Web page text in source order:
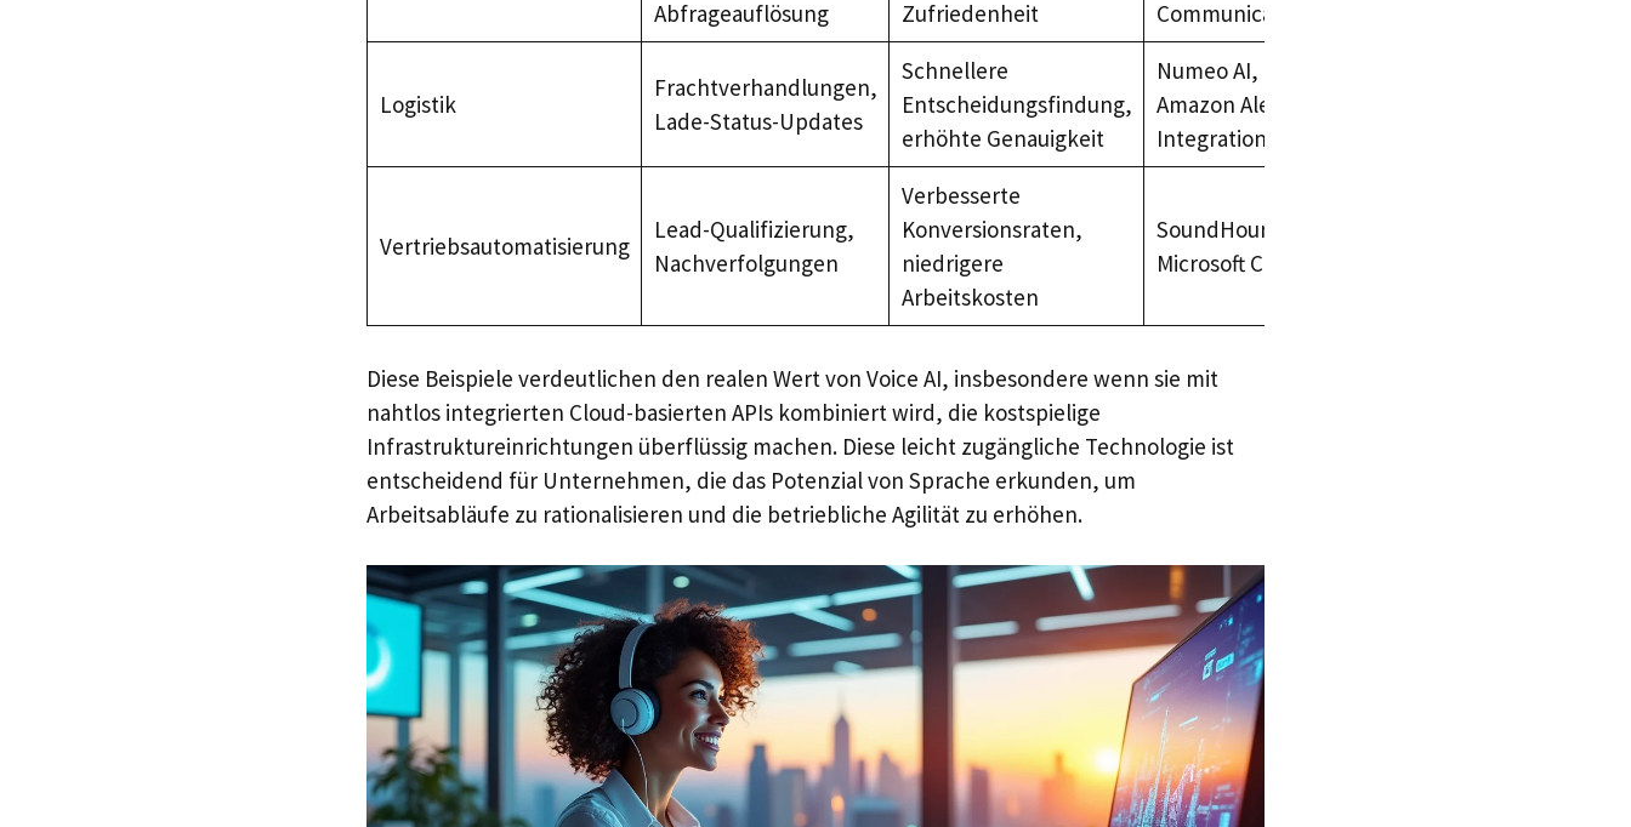
Abfrageauflösung
Zufriedenheit
Communications
Logistik
Frachtverhandlungen,
Lade-Status-Updates
Schnellere
Entscheidungsfindung,
erhöhte Genauigkeit
Numeo AI,
Amazon Alexa-
Integrationen
Vertriebsautomatisierung
Lead-Qualifizierung,
Nachverfolgungen
Verbesserte
Konversionsraten,
niedrigere
Arbeitskosten
SoundHound,
Microsoft Cortana
Diese Beispiele verdeutlichen den realen Wert von Voice AI, insbesondere wenn sie mit
nahtlos integrierten Cloud-basierten APIs kombiniert wird, die kostspielige
Infrastruktureinrichtungen überflüssig machen. Diese leicht zugängliche Technologie ist
entscheidend für Unternehmen, die das Potenzial von Sprache erkunden, um
Arbeitsabläufe zu rationalisieren und die betriebliche Agilität zu erhöhen.